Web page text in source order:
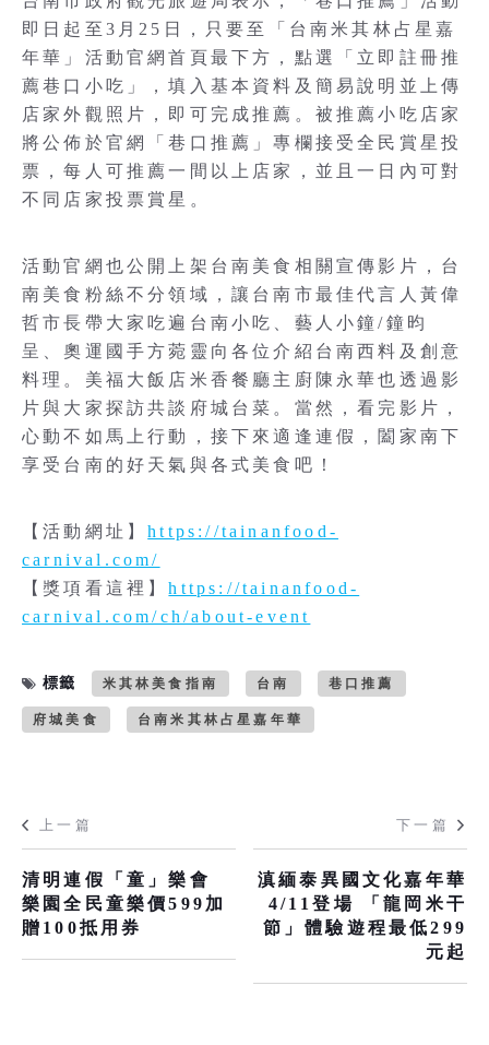
即日起至3月25日，只要至「台南米其林占星嘉
年華」活動官網首頁最下方，點選「立即註冊推
薦巷口小吃」，填入基本資料及簡易說明並上傳
店家外觀照片，即可完成推薦。被推薦小吃店家
將公佈於官網「巷口推薦」專欄接受全民賞星投
票，每人可推薦一間以上店家，並且一日內可對
不同店家投票賞星。
活動官網也公開上架台南美食相關宣傳影片，台
南美食粉絲不分領域，讓台南市最佳代言人黃偉
哲市長帶大家吃遍台南小吃、藝人小鐘/鐘昀
呈、奧運國手方菀靈向各位介紹台南西料及創意
料理。美福大飯店米香餐廳主廚陳永華也透過影
片與大家探訪共談府城台菜。當然，看完影片，
心動不如馬上行動，接下來適逢連假，闔家南下
享受台南的好天氣與各式美食吧！
【活動網址】https://tainanfood-
carnival.com/
【獎項看這裡】https://tainanfood-
carnival.com/ch/about-event
標籤 米其林美食指南 台南 巷口推薦
府城美食 台南米其林占星嘉年華
上一篇
清明連假「童」樂會
樂園全民童樂價599加
贈100抵用券
下一篇
滇緬泰異國文化嘉年華
4/11登場 「龍岡米干
節」體驗遊程最低299
元起